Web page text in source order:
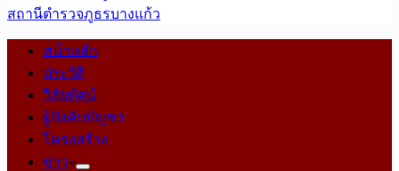
สถานีตำรวจภูธรบางแก้ว
หน้าหลัก
ประวัติ
วิสัยทัศน์
ผู้บังคับบัญชา
โครงสร้าง
ข่าว